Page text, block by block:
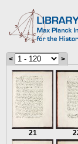
< >
21